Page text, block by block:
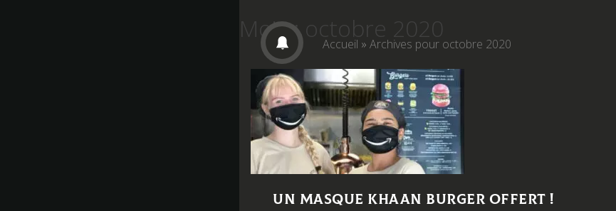
Accueil »Archives pour octobre 2020
Mois :octobre 2020
Un masque Khaan Burger offert !